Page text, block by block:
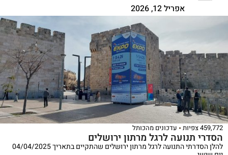
אפריל 12, 2026
459,772 צפיות עדכונים מהכותל
הסדרי תנועה לרגל מרתון ירושלים
להלן הסדרתי התנועה לרגל מרתון ירושלים שהתקיים בתאריך 04/04/2025